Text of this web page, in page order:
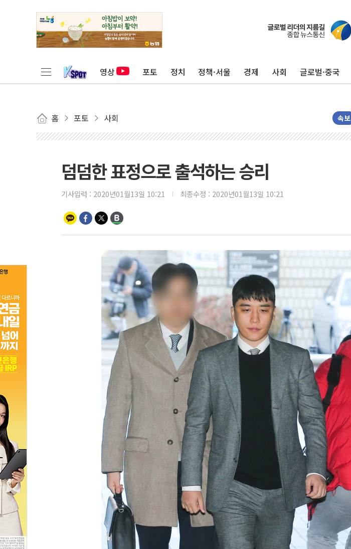
영상 포토 정치 정책·서울 경제 사회 글로벌·중국
홈 포토 사회 속보
덤덤한 표정으로 출석하는 승리
기사입력 : 2020년01월13일 10:21 최종수정 : 2020년01월13일 10:21